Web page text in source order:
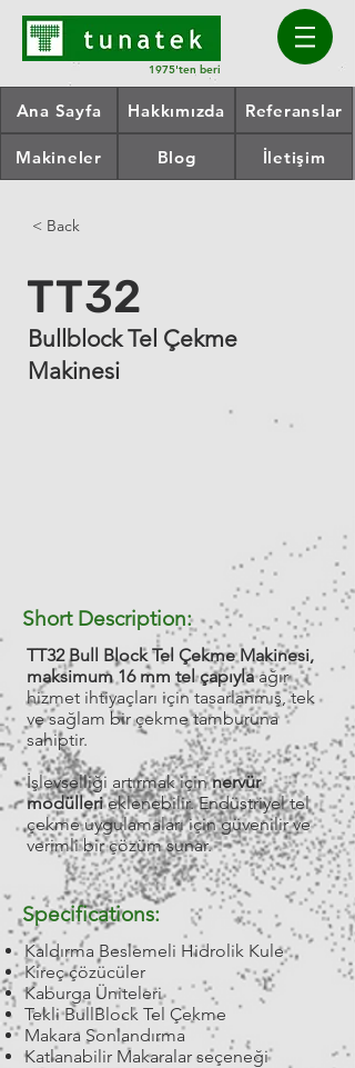
1975'ten beri
Ana Sayfa Hakkımızda Referanslar
Makineler Blog İletişim
< Back
Bullblock Tel Çekme
Makinesi
TT32
Short Description:
TT32 Bull Block Tel Çekme Makinesi,
maksimum 16 mm tel çapıylaağır
hizmet ihtiyaçları için tasarlanmış, tek
ve sağlam bir çekme tamburuna
sahiptir.
İşlevselliği artırmak içinnervür
modüllerieklenebilir. Endüstriyel tel
çekme uygulamaları için güvenilir ve
verimli bir çözüm sunar.
Specifications:
Kaldırma Beslemeli Hidrolik Kule
Kireç çözücüler
Kaburga Üniteleri
Tekli BullBlock Tel Çekme
Makara Sonlandırma
Katlanabilir Makaralar seçeneği